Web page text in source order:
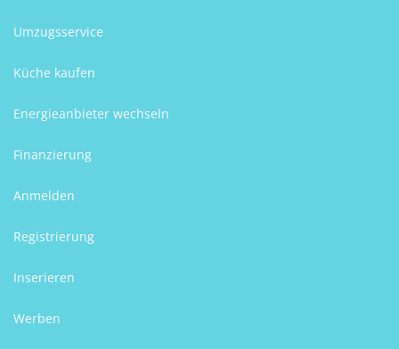
Umzugsservice
Küche kaufen
Energieanbieter wechseln
Finanzierung
Anmelden
Registrierung
Inserieren
Werben